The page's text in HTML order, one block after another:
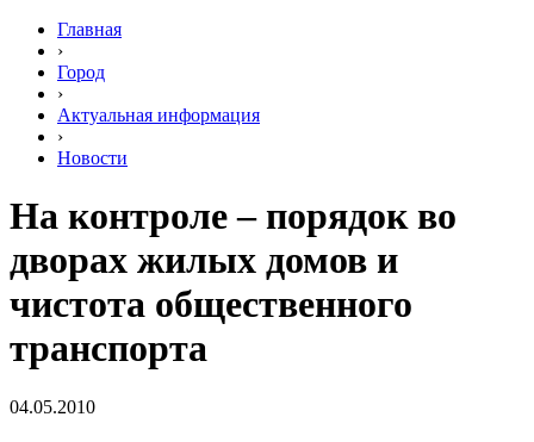
Главная
›
Город
›
Актуальная информация
›
Новости
На контроле – порядок во
дворах жилых домов и
чистота общественного
транспорта
04.05.2010